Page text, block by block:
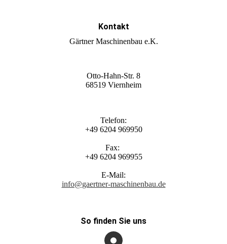
Kontakt
Gärtner Maschinenbau e.K.
Otto-Hahn-Str. 8
68519 Viernheim
Telefon:
+49 6204 969950
Fax:
+49 6204 969955
E-Mail:
info@gaertner-maschinenbau.de
So finden Sie uns